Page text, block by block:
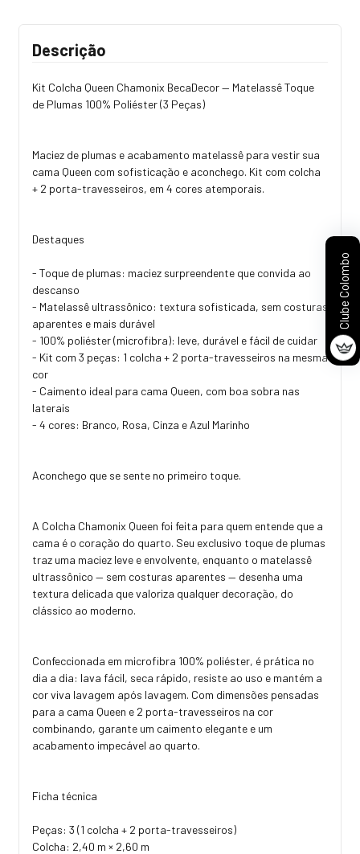
Descrição
Kit Colcha Queen Chamonix BecaDecor — Matelassê Toque
de Plumas 100% Poliéster (3 Peças)
Maciez de plumas e acabamento matelassê para vestir sua
cama Queen com sofisticação e aconchego. Kit com colcha
+ 2 porta-travesseiros, em 4 cores atemporais.
Destaques
- Toque de plumas: maciez surpreendente que convida ao
descanso
- Matelassê ultrassônico: textura sofisticada, sem costuras
aparentes e mais durável
- 100% poliéster (microfibra): leve, durável e fácil de cuidar
- Kit com 3 peças: 1 colcha + 2 porta-travesseiros na mesma
cor
- Caimento ideal para cama Queen, com boa sobra nas
laterais
- 4 cores: Branco, Rosa, Cinza e Azul Marinho
Aconchego que se sente no primeiro toque.
A Colcha Chamonix Queen foi feita para quem entende que a
cama é o coração do quarto. Seu exclusivo toque de plumas
traz uma maciez leve e envolvente, enquanto o matelassê
ultrassônico — sem costuras aparentes — desenha uma
textura delicada que valoriza qualquer decoração, do
clássico ao moderno.
Confeccionada em microfibra 100% poliéster, é prática no
dia a dia: lava fácil, seca rápido, resiste ao uso e mantém a
cor viva lavagem após lavagem. Com dimensões pensadas
para a cama Queen e 2 porta-travesseiros na cor
combinando, garante um caimento elegante e um
acabamento impecável ao quarto.
Ficha técnica
Peças: 3 (1 colcha + 2 porta-travesseiros)
Colcha: 2,40 m × 2,60 m
Clube Colombo